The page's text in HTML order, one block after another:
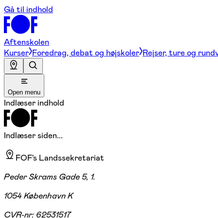
Gå til indhold
Aftenskolen
Kurser Foredrag, debat og højskoler Rejser, ture og
Open menu
Indlæser indhold
Indlæser siden...
FOF's Landssekretariat
Peder Skrams Gade 5, 1.
1054 København K
CVR-nr: 62531517